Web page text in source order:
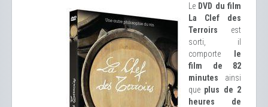
Le DVD du film
La Clef des
Terroirs est
sorti, il
comporte
le
film de 82
minutes ainsi
que plus de 2
heures de